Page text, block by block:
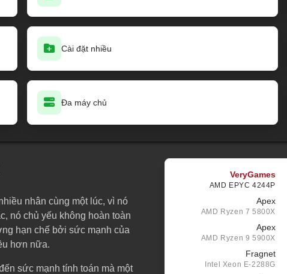
Cài đặt nhiều
Đa máy chủ
nhân cùng một lúc, vì nó
nó chủ yếu không hoàn toàn
hạn chế bởi sức mạnh của
hơn nữa.
sức mạnh tính toán mà một
VeryGames
AMD EPYC 4244P
Apex
AMD Ryzen 7 5800X
Apex
AMD Ryzen 9 5900X
Fragnet
Intel Xeon E-2288G